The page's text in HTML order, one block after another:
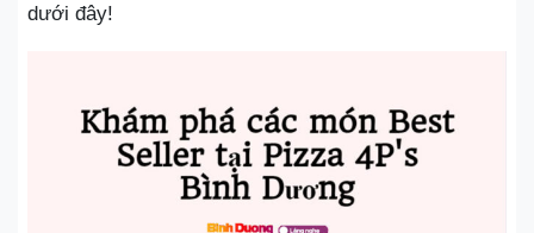
dưới đây!